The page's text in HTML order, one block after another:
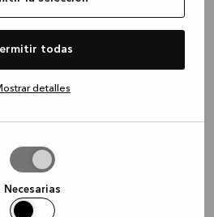
todas
detalles
Necesarias
the browser console for more